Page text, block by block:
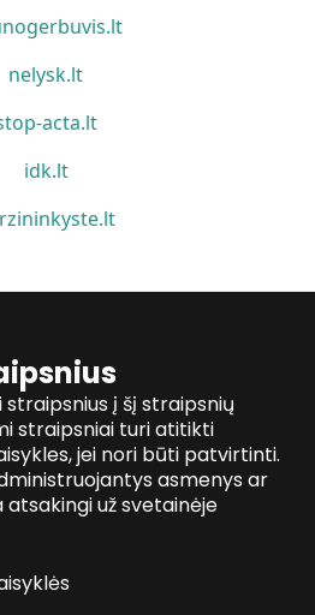
nelysk.lt
acta.lt
idk.lt
į šį straipsnių
straipsniai turi atitikti
jei nori būti patvirtinti.
asmenys ar
už svetainėje